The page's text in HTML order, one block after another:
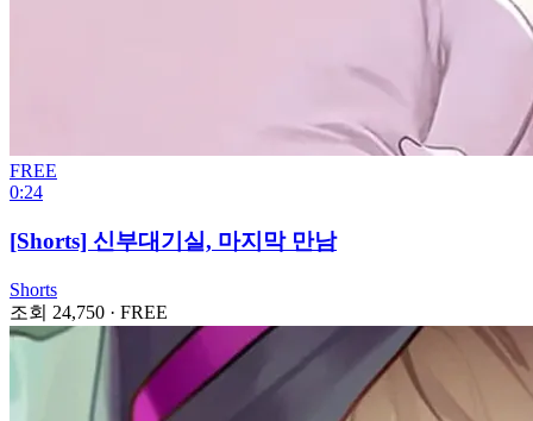
FREE
0:24
[Shorts] 신부대기실, 마지막 만남
Shorts
조회 24,750 · FREE